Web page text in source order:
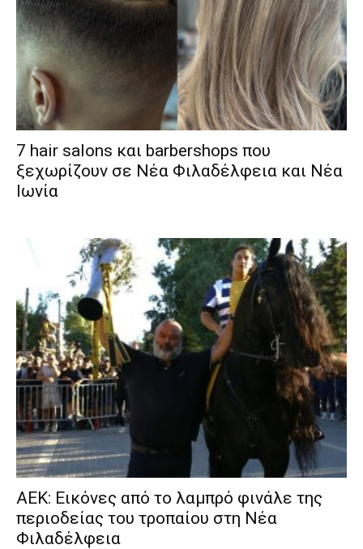
7 hair salons και barbershops που
ξεχωρίζουν σε Νέα Φιλαδέλφεια και Νέα
Ιωνία
ΑΕΚ: Εικόνες από το λαμπρό φινάλε της
περιοδείας του τροπαίου στη Νέα
Φιλαδέλφεια